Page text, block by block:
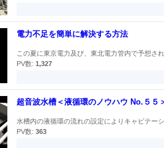
電力不足を簡単に解決する方法
この夏に東京電力及び、東北電力管内で予想さ
PV数: 1,327
超音波水槽＜液循環のノウハウ No.５５
水槽内の液循環の流れの設定によりキャビテー
PV数: 363